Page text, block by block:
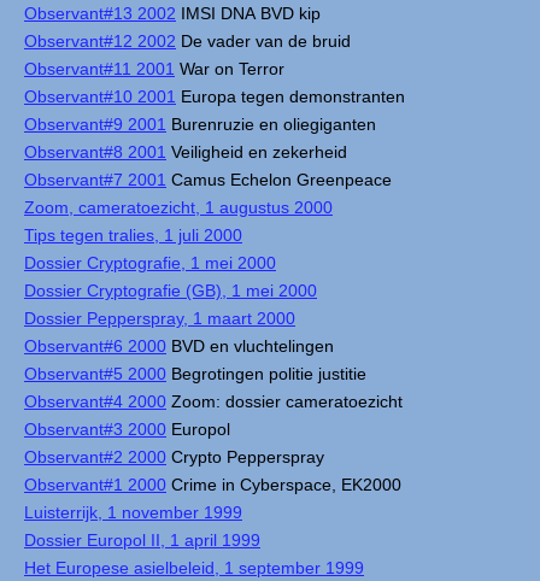
Observant#13 2002 IMSI DNA BVD kip
Observant#12 2002 De vader van de bruid
Observant#11 2001 War on Terror
Observant#10 2001 Europa tegen demonstranten
Observant#9 2001 Burenruzie en oliegiganten
Observant#8 2001 Veiligheid en zekerheid
Observant#7 2001 Camus Echelon Greenpeace
Zoom, cameratoezicht, 1 augustus 2000
Tips tegen tralies, 1 juli 2000
Dossier Cryptografie, 1 mei 2000
Dossier Cryptografie (GB), 1 mei 2000
Dossier Pepperspray, 1 maart 2000
Observant#6 2000 BVD en vluchtelingen
Observant#5 2000 Begrotingen politie justitie
Observant#4 2000 Zoom: dossier cameratoezicht
Observant#3 2000 Europol
Observant#2 2000 Crypto Pepperspray
Observant#1 2000 Crime in Cyberspace, EK2000
Luisterrijk, 1 november 1999
Dossier Europol II, 1 april 1999
Het Europese asielbeleid, 1 september 1999